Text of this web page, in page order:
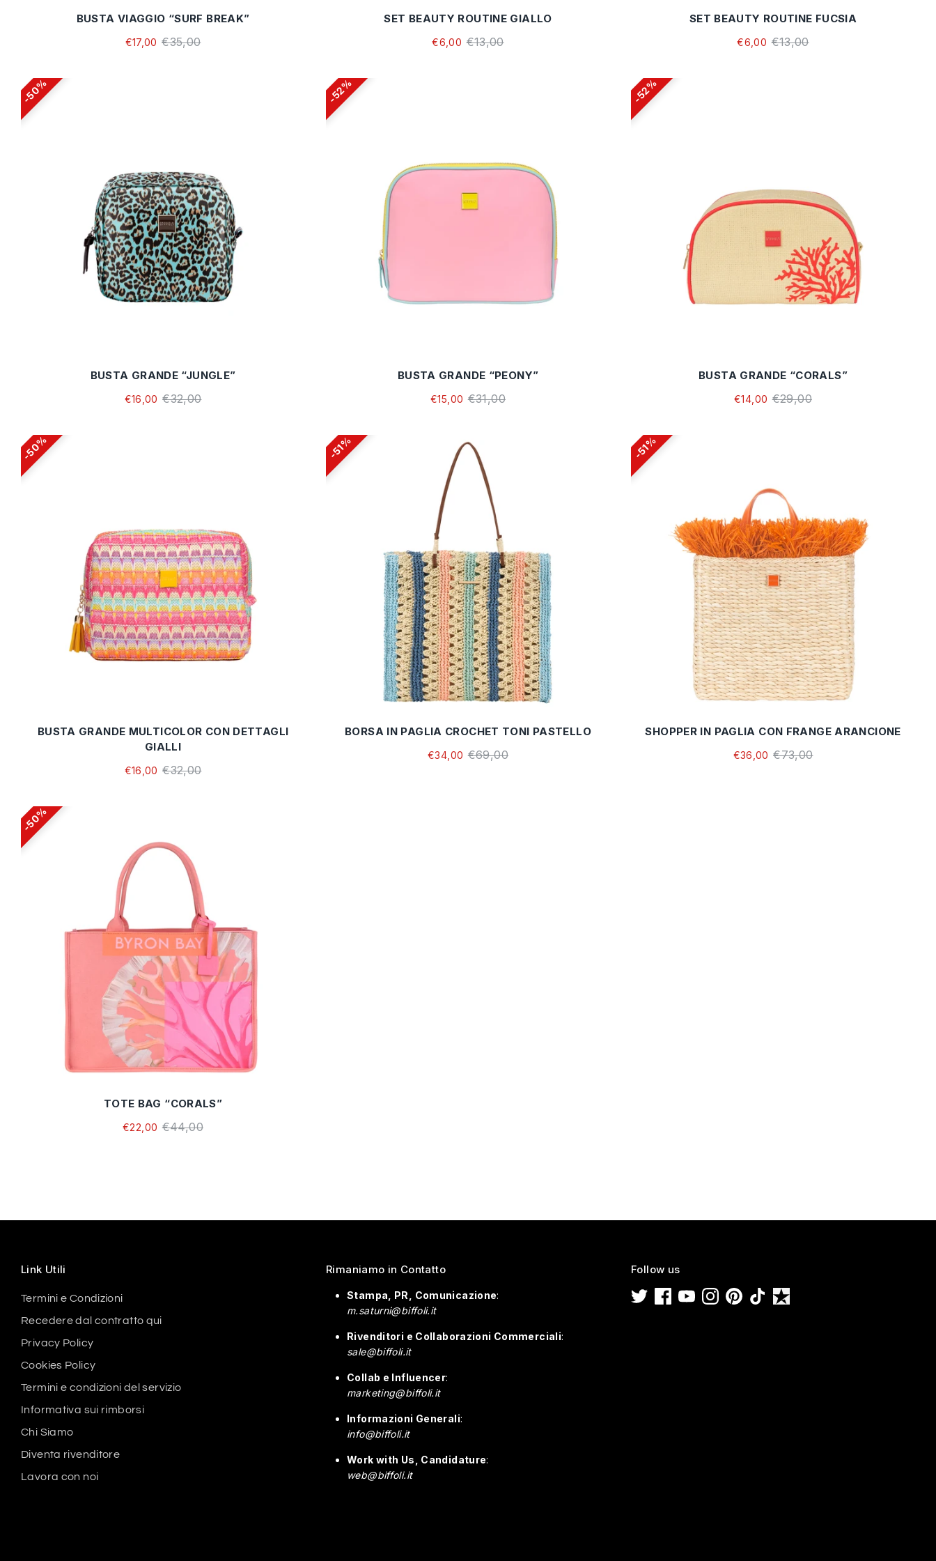
BUSTA VIAGGIO “SURF BREAK”
€17,00 €35,00
SET BEAUTY ROUTINE GIALLO
€6,00 €13,00
SET BEAUTY ROUTINE FUCSIA
€6,00 €13,00
50%
BUSTA GRANDE “JUNGLE”
€16,00 €32,00
52%
BUSTA GRANDE “PEONY”
€15,00 €31,00
52%
BUSTA GRANDE “CORALS”
€14,00 €29,00
50%
BUSTA GRANDE MULTICOLOR CON DETTAGLI
GIALLI
€16,00 €32,00
51%
BORSA IN PAGLIA CROCHET TONI PASTELLO
€34,00 €69,00
51%
SHOPPER IN PAGLIA CON FRANGE ARANCIONE
€36,00 €73,00
50%
TOTE BAG “CORALS”
€22,00 €44,00
Link Utili
Termini e Condizioni
Recedere dal contratto qui
Privacy Policy
Cookies Policy
Termini e condizioni del servizio
Informativa sui rimborsi
Chi Siamo
Diventa rivenditore
Lavora con noi
Rimaniamo in Contatto
Stampa, PR, Comunicazione:
m.saturni@biffoli.it
Rivenditori e Collaborazioni Commerciali:
sale@biffoli.it
Collab e Influencer:
marketing@biffoli.it
Informazioni Generali:
info@biffoli.it
Work with Us, Candidature:
web@biffoli.it
Follow us